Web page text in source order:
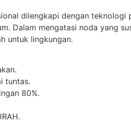
dilengkapi dengan
Dalam mengatasi noda yang
untuk lingkungan.
tuntas.
80%.